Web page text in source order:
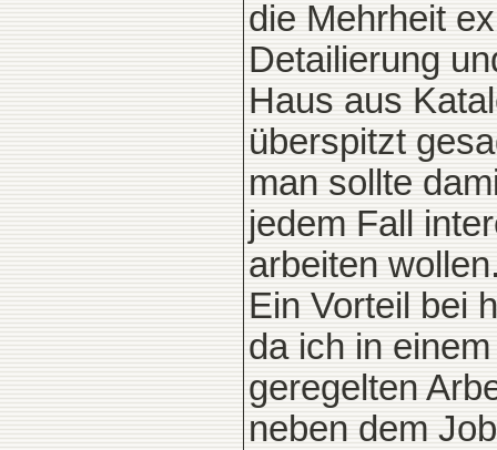
die Mehrheit
Detailierung
Haus aus
überspitzt
man sollte
jedem Fall
arbeiten
Ein Vorteil bei
da ich in
geregelten
neben dem